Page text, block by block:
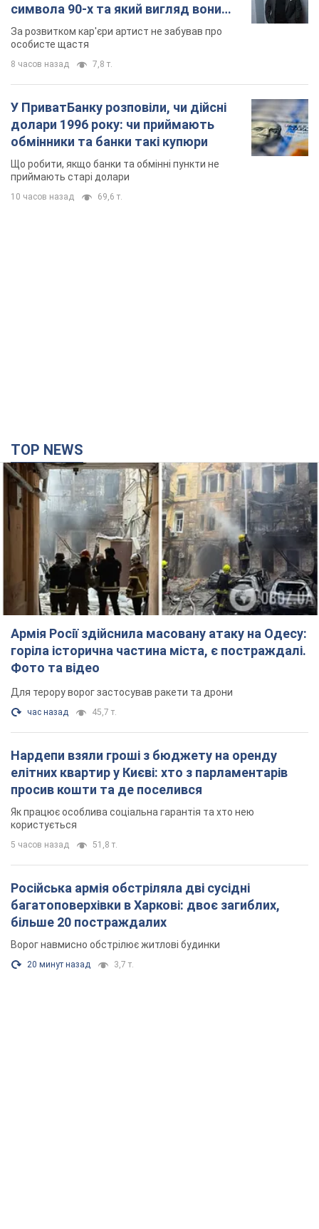
символа 90-х та який вигляд вони
мають
За розвитком кар'єри артист не забував про
особисте щастя
8 часов назад 7,8 т.
У ПриватБанку розповіли, чи дійсні
долари 1996 року: чи приймають
обмінники та банки такі купюри
Що робити, якщо банки та обмінні пункти не
приймають старі долари
10 часов назад 69,6 т.
TOP NEWS
Армія Росії здійснила масовану атаку на Одесу:
горіла історична частина міста, є постраждалі.
Фото та відео
Для терору ворог застосував ракети та дрони
час назад 45,7 т.
Нардепи взяли гроші з бюджету на оренду
елітних квартир у Києві: хто з парламентарів
просив кошти та де поселився
Як працює особлива соціальна гарантія та хто нею
користується
5 часов назад 51,8 т.
Російська армія обстріляла дві сусідні
багатоповерхівки в Харкові: двоє загиблих,
більше 20 постраждалих
Ворог навмисно обстрілює житлові будинки
20 минут назад 3,7 т.